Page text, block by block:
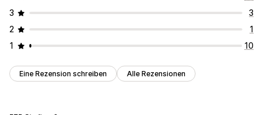
3
3
2
1
1
10
Eine Rezension schreiben Alle Rezensionen